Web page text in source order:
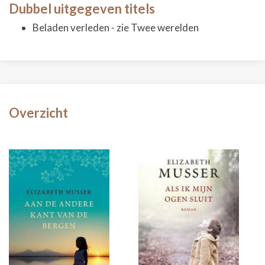
Dubbel uitgegeven titels
Beladen verleden - zie Twee werelden
Overzicht